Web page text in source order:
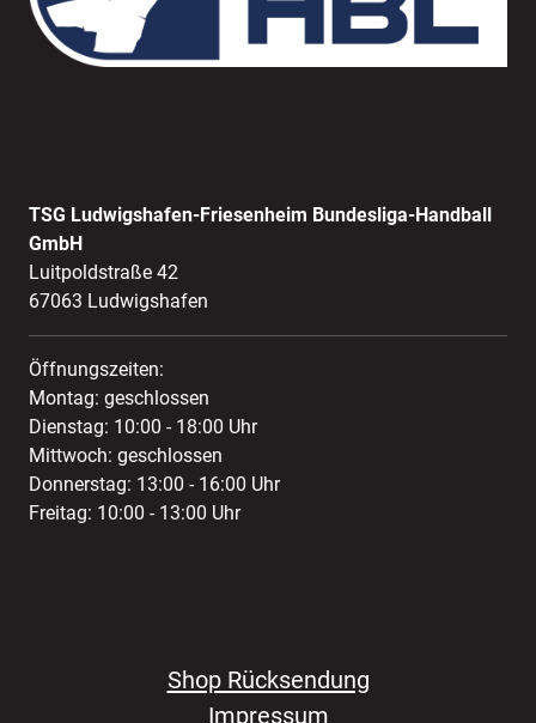
TSG Ludwigshafen-Friesenheim Bundesliga-Handball
GmbH
Luitpoldstraße 42
67063 Ludwigshafen
Öffnungszeiten:
Montag: geschlossen
Dienstag: 10:00 - 18:00 Uhr
Mittwoch: geschlossen
Donnerstag: 13:00 - 16:00 Uhr
Freitag: 10:00 - 13:00 Uhr
Shop Rücksendung
Impressum